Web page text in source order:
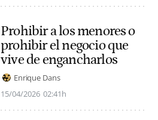
Prohibir a los menores o
prohibir el negocio que
vive de engancharlos
Enrique Dans
15/04/2026 02:41h